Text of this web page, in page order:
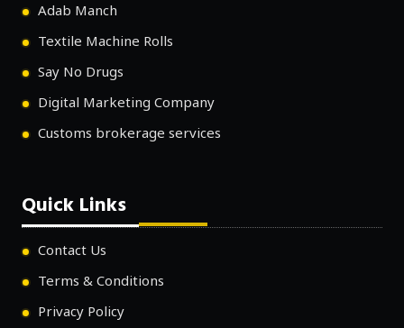
Adab Manch
Textile Machine Rolls
Say No Drugs
Digital Marketing Company
Customs brokerage services
Quick Links
Contact Us
Terms & Conditions
Privacy Policy